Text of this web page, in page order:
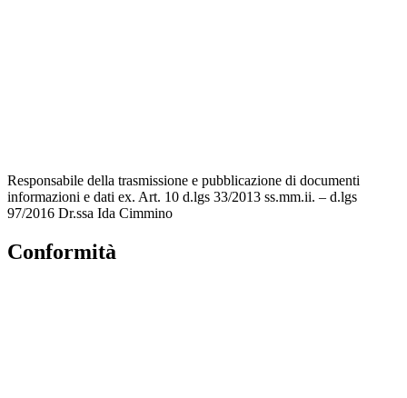
Responsabile della trasmissione e pubblicazione di documenti
informazioni e dati ex. Art. 10 d.lgs 33/2013 ss.mm.ii. – d.lgs
97/2016 Dr.ssa Ida Cimmino
Conformità